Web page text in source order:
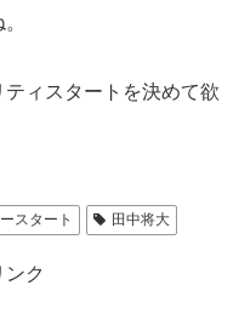
ィスタートを決めて欲
スタート 田中将大
ンク